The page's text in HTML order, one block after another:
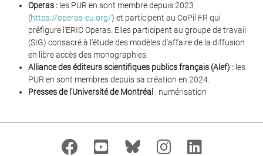
Operas : les PUR en sont membre depuis 2023
(https://operas-eu.org/) et participent au CoPil FR qui
préfigure l'ERIC Operas. Elles participent au groupe de travail
(SIG) consacré à l'étude des modèles d'affaire de la diffusion
en libre accès des monographies.
Alliance des éditeurs scientifiques publics français (Alef) : les
PUR en sont membres depuis sa création en 2024.
Presses de l'Université de Montréal : numérisation